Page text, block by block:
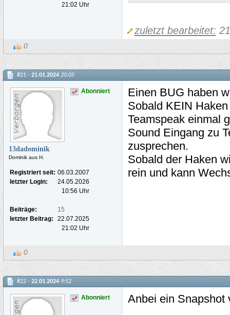
21:02 Uhr
zuletzt bearbeitet:
0
#21 - 21.01.2024 20:05
Abonniert
13dadominik
Dominik aus H.
Registriert seit: 06.03.2007
letzter Login:
24.05.2026
10:56 Uhr
Beiträge:
15
letzter Beitrag:
22.07.2025
21:02 Uhr
Einen BUG haben
Sobald KEIN
Teamspeak einmal
Sound Eingang zu
zusprechen.
Sobald der Haken
rein und kann
0
#22 - 22.01.2024 9:52
Abonniert Anbei ein